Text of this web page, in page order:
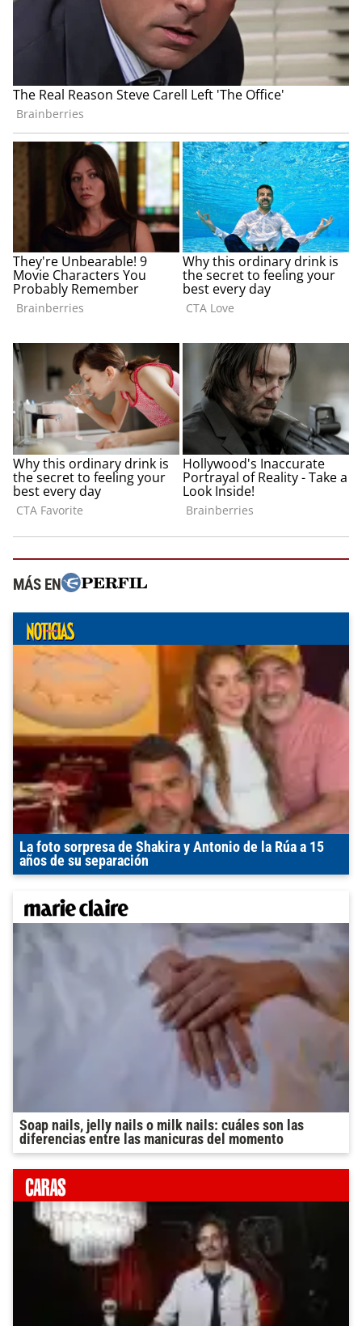
MÁS EN
La foto sorpresa de Shakira y Antonio de la Rúa a 15
años de su separación
Soap nails, jelly nails o milk nails: cuáles son las
diferencias entre las manicuras del momento